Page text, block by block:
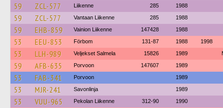
59 ZCL-577 Liikenne 285 1988
59 ZCL-577 Vantaan Liikenne 285 1988
59 EHB-859 Vainion Liikenne 147428 1988
53 EEU-853 Förbom 131-87 1988 1998
53 LLH-989 Veljekset Salmela 15826 1989
59 AFB-635 Porvoon 147607 1989
53 FAB-341 Porvoon 1989
53 MJR-241 Savonlinja 1989
53 VUU-965 Pekolan Liikenne 312-90 1990